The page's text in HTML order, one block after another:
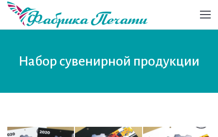
Набор сувенирной продукции